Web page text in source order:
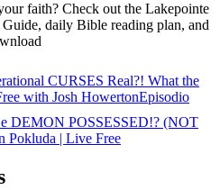
faith? Check out the Lakepointe
daily Bible reading plan, and
CURSES Real?! What the
with Josh HowertonEpisodio
DEMON POSSESSED!? (NOT
Pokluda | Live Free